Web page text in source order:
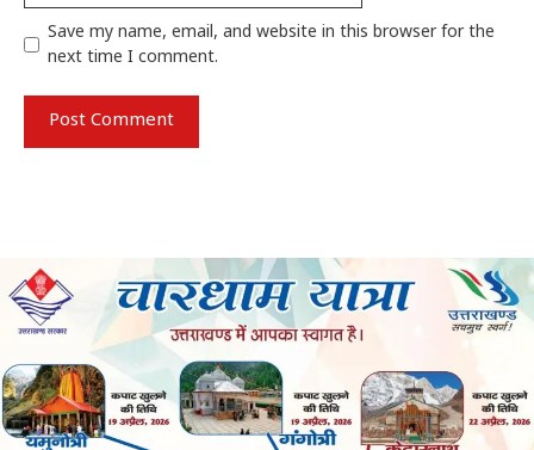
Save my name, email, and website in this browser for the
next time I comment.